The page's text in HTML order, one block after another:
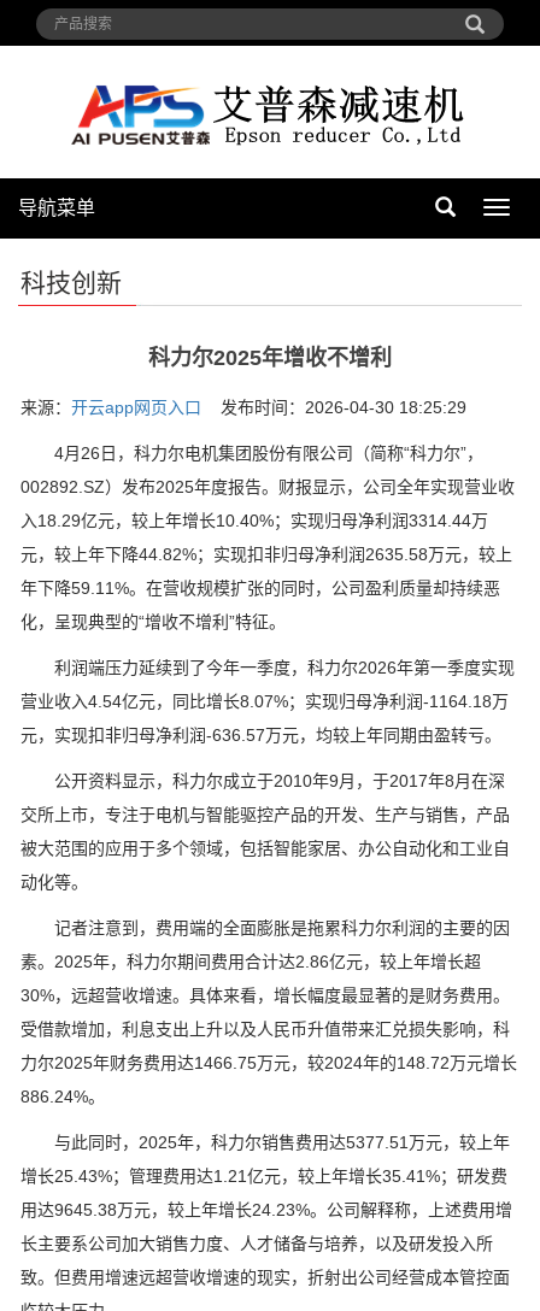
导
导航菜单
科技创新
科力尔2025年增收不增利
来源： 开云app网页入口 发布时间：2026-04-30 18:25:29
4月26日，科力尔电机集团股份有限公司（简称“科力尔”，
002892.SZ）发布2025年度报告。财报显示，公司全年实现营业收
入18.29亿元，较上年增长10.40%；实现归母净利润3314.44万
元，较上年下降44.82%；实现扣非归母净利润2635.58万元，较上
年下降59.11%。在营收规模扩张的同时，公司盈利质量却持续恶
化，呈现典型的“增收不增利”特征。
利润端压力延续到了今年一季度，科力尔2026年第一季度实现
营业收入4.54亿元，同比增长8.07%；实现归母净利润-1164.18万
元，实现扣非归母净利润-636.57万元，均较上年同期由盈转亏。
公开资料显示，科力尔成立于2010年9月，于2017年8月在深
交所上市，专注于电机与智能驱控产品的开发、生产与销售，产品
被大范围的应用于多个领域，包括智能家居、办公自动化和工业自
动化等。
记者注意到，费用端的全面膨胀是拖累科力尔利润的主要的因
素。2025年，科力尔期间费用合计达2.86亿元，较上年增长超
30%，远超营收增速。具体来看，增长幅度最显著的是财务费用。
受借款增加，利息支出上升以及人民币升值带来汇兑损失影响，科
力尔2025年财务费用达1466.75万元，较2024年的148.72万元增长
886.24%。
与此同时，2025年，科力尔销售费用达5377.51万元，较上年
增长25.43%；管理费用达1.21亿元，较上年增长35.41%；研发费
用达9645.38万元，较上年增长24.23%。公司解释称，上述费用增
长主要系公司加大销售力度、人才储备与培养，以及研发投入所
致。但费用增速远超营收增速的现实，折射出公司经营成本管控面